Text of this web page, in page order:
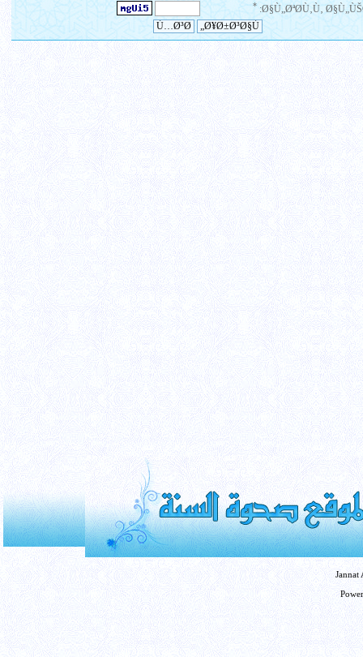
Ø§Ù„ØªØ­Ù‚Ù‚
*
Jannat